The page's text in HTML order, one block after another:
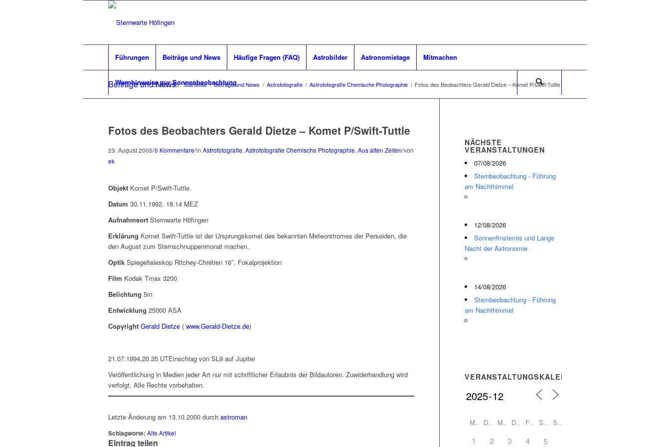
Führungen Beiträge und News Häufige Fragen (FAQ) Astrobilder Astronomietage Mitmachen
Warnhinweise zur Sonnenbeobachtung
Beiträge und News
Du bist hier: Startseite / Beiträge und News / Astrofotografie / Astrofotografie Chemische Photographie / Fotos des Beobachters Gerald Dietze – Komet P/Swift-Tuttle
Fotos des Beobachters Gerald Dietze – Komet P/Swift-Tuttle
23. August 2005/0 Kommentare/in Astrofotografie, Astrofotografie Chemische Photographie, Aus alten Zeiten/von
ek
Objekt Komet P/Swift-Tuttle
Datum 30.11.1992, 18.14 MEZ
Aufnahmeort Sternwarte Höfingen
Erklärung Komet Swift-Tuttle ist der Ursprungskomet des bekannten Meteorstromes der Perseiden, die
den August zum Sternschnuppenmonat machen.
Optik Spiegelteleskop Ritchey-Chrétien 16″, Fokalprojektion
Film Kodak Tmax 3200
Belichtung 5m
Entwicklung 25000 ASA
Copyright Gerald Dietze ( www.Gerald-Dietze.de)
21.07.1994,20.35 UTEinschlag von SL9 auf Jupiter
Veröffentlichung in Medien jeder Art nur mit schriftlicher Erlaubnis der Bildautoren. Zuwiderhandlung wird
verfolgt. Alle Rechte vorbehalten.
Letzte Änderung am 13.10.2000 durch astroman
Schlagworte: Alte Artikel
Eintrag teilen
NÄCHSTE
VERANSTALTUNGEN
07/08/2026
Sternbeobachtung - Führung
am Nachthimmel
12/08/2026
Sonnenfinsternis und Lange
Nacht der Astronomie
14/08/2026
Sternbeobachtung - Führung
am Nachthimmel
VERANSTALTUNGSKALENDER
M D M D F S S
1 2 3 4 5 6